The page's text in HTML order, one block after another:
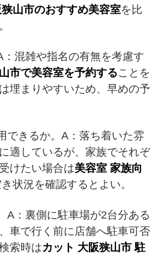
山市のおすすめ美容室を比
混雑や指名の有無を考慮す
市で美容室を予約することを
埋まりやすいため、早めの予
できるか。A：落ち着いた雰
適しているが、家族でそれぞ
けたい場合は美容室 家族向
状況を確認するとよい。
A：裏側に駐車場が2台分ある
車で行く前に店舗へ駐車可否
索時はカット 大阪狭山市 駐